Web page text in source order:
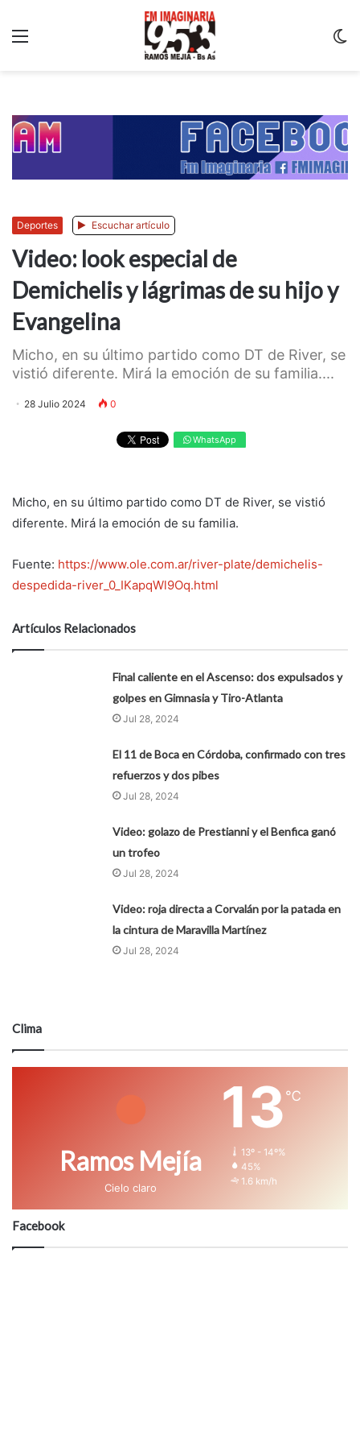
Deportes Escuchar artículo
Video: look especial de
Demichelis y lágrimas de su hijo y
Evangelina
Micho, en su último partido como DT de River, se
vistió diferente. Mirá la emoción de su familia....
28 Julio 2024 0
WhatsApp
Micho, en su último partido como DT de River, se vistió
diferente. Mirá la emoción de su familia.
Fuente: https://www.ole.com.ar/river-plate/demichelis-
despedida-river_0_IKapqWl9Oq.html
Artículos Relacionados
Final caliente en el Ascenso: dos expulsados y
golpes en Gimnasia y Tiro-Atlanta
Jul 28, 2024
El 11 de Boca en Córdoba, confirmado con tres
refuerzos y dos pibes
Jul 28, 2024
Video: golazo de Prestianni y el Benfica ganó
un trofeo
Jul 28, 2024
Video: roja directa a Corvalán por la patada en
la cintura de Maravilla Martínez
Jul 28, 2024
Clima
Ramos Mejía
Cielo claro
13 ℃
13º - 14º%
45%
1.6 km/h
Facebook